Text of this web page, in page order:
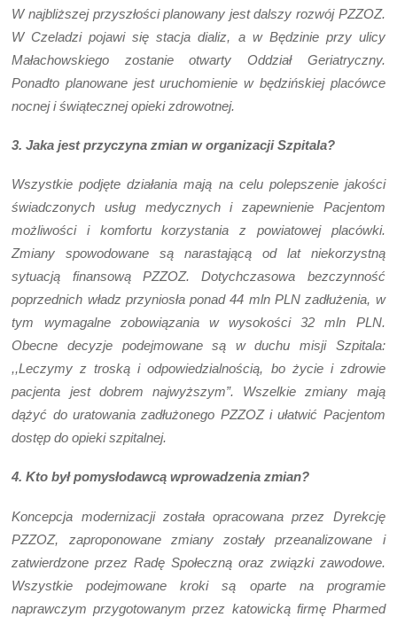
W najbliższej przyszłości planowany jest dalszy rozwój PZZOZ.
W Czeladzi pojawi się stacja dializ, a w Będzinie przy ulicy
Małachowskiego zostanie otwarty Oddział Geriatryczny.
Ponadto planowane jest uruchomienie w będzińskiej placówce
nocnej i świątecznej opieki zdrowotnej.
3. Jaka jest przyczyna zmian w organizacji Szpitala?
Wszystkie podjęte działania mają na celu polepszenie jakości
świadczonych usług medycznych i zapewnienie Pacjentom
możliwości i komfortu korzystania z powiatowej placówki.
Zmiany spowodowane są narastającą od lat niekorzystną
sytuacją finansową PZZOZ. Dotychczasowa bezczynność
poprzednich władz przyniosła ponad 44 mln PLN zadłużenia, w
tym wymagalne zobowiązania w wysokości 32 mln PLN.
Obecne decyzje podejmowane są w duchu misji Szpitala:
,,Leczymy z troską i odpowiedzialnością, bo życie i zdrowie
pacjenta jest dobrem najwyższym”. Wszelkie zmiany mają
dążyć do uratowania zadłużonego PZZOZ i ułatwić Pacjentom
dostęp do opieki szpitalnej.
4. Kto był pomysłodawcą wprowadzenia zmian?
Koncepcja modernizacji została opracowana przez Dyrekcję
PZZOZ, zaproponowane zmiany zostały przeanalizowane i
zatwierdzone przez Radę Społeczną oraz związki zawodowe.
Wszystkie podejmowane kroki są oparte na programie
naprawczym przygotowanym przez katowicką firmę Pharmed